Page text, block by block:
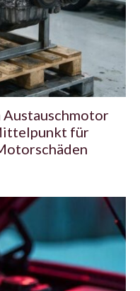
Austauschmotor
für